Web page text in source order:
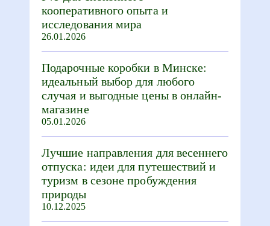
кооперативного опыта и
исследования мира
26.01.2026
Подарочные коробки в Минске:
идеальный выбор для любого
случая и выгодные цены в онлайн-
магазине
05.01.2026
Лучшие направления для весеннего
отпуска: идеи для путешествий и
туризм в сезоне пробуждения
природы
10.12.2025